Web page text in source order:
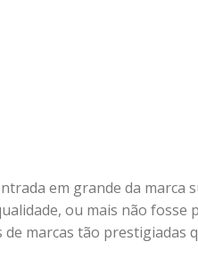
em grande da marca
ou mais não fosse
marcas tão prestigiadas